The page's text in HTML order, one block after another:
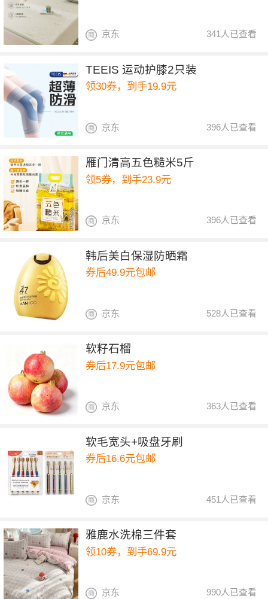
341人已查看
京东
TEEIS 运动护膝2只装
领30券，到手19.9元
396人已查看
京东
雁门清高五色糙米5斤
领5券，到手23.9元
396人已查看
京东
韩后美白保湿防晒霜
券后49.9元包邮
528人已查看
京东
软籽石榴
券后17.9元包邮
363人已查看
京东
软毛宽头+吸盘牙刷
券后16.6元包邮
451人已查看
京东
雅鹿水洗棉三件套
领10券，到手69.9元
990人已查看
京东